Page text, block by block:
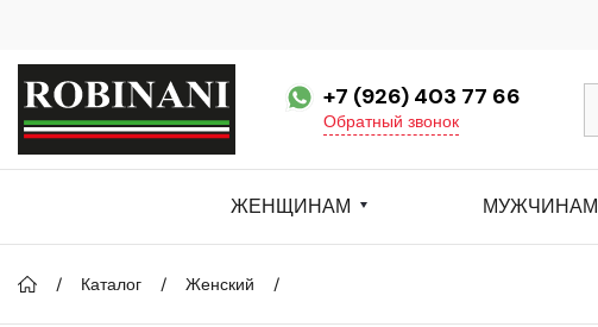
+7 (926) 403 77 66
Обратный звонок
ЖЕНЩИНАМ МУЖЧИНАМ
Каталог Женский